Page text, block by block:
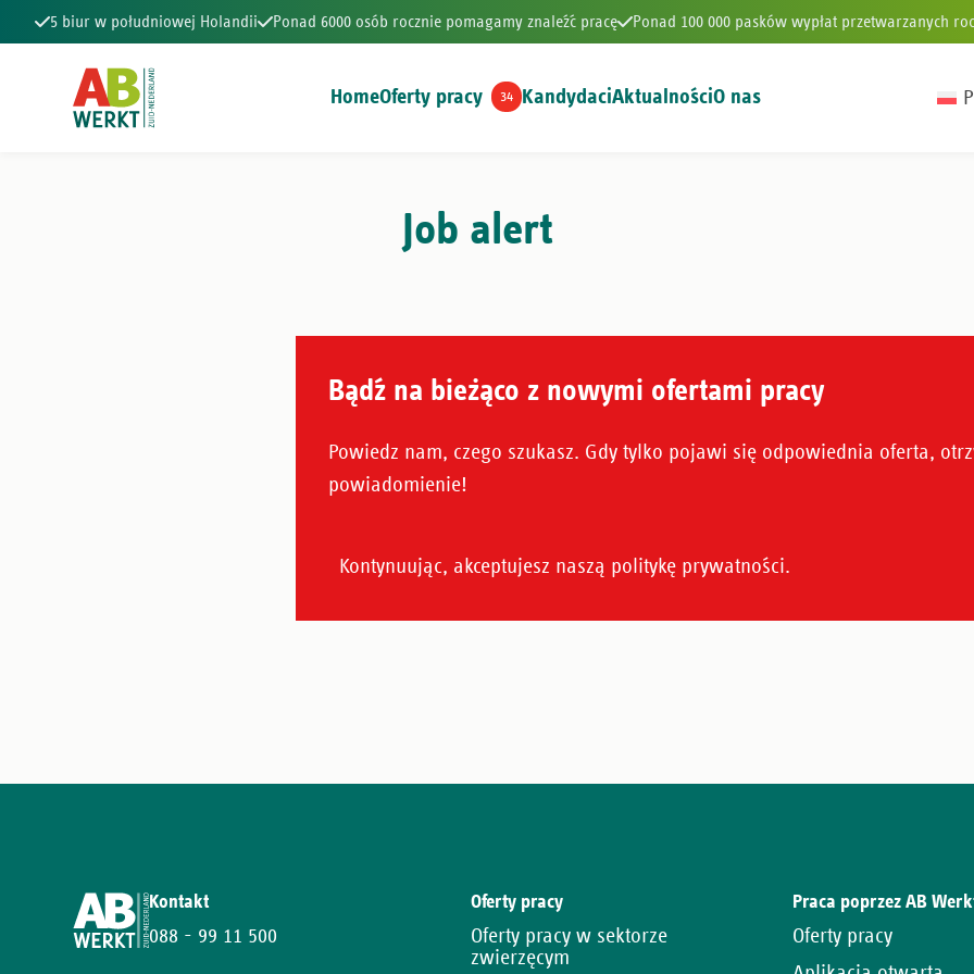
5 biur w południowej Holandii
5 biur w południowej Holandii Ponad 6000 osób rocznie pomagamy znaleźć pracę Ponad 100 000 pasków wypłat przetwarzanych
HomeOferty pracy 34 KandydaciAktualnościO nas
Job alert
Kontakt
088 - 99 11 500
Oferty pracy
Oferty pracy w sektorze
zwierzęcym
Praca poprzez AB
Oferty pracy